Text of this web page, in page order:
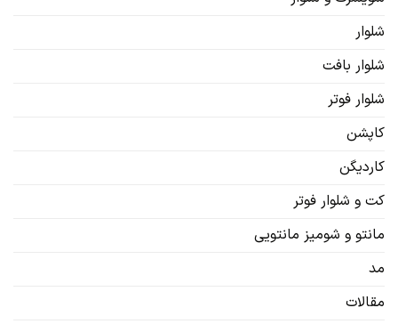
شلوار
شلوار بافت
شلوار فوتر
کاپشن
کاردیگن‌
کت و شلوار فوتر
مانتو و شومیز مانتویی
مد
مقالات